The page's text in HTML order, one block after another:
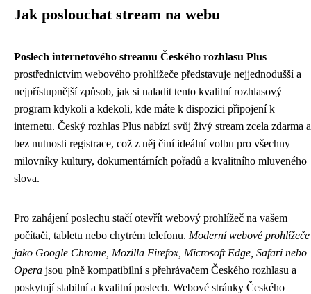
Jak poslouchat stream na webu
Poslech internetového streamu Českého rozhlasu Plus
prostřednictvím webového prohlížeče představuje nejjednodušší a
nejpřístupnější způsob, jak si naladit tento kvalitní rozhlasový
program kdykoli a kdekoli, kde máte k dispozici připojení k
internetu. Český rozhlas Plus nabízí svůj živý stream zcela zdarma a
bez nutnosti registrace, což z něj činí ideální volbu pro všechny
milovníky kultury, dokumentárních pořadů a kvalitního mluveného
slova.
Pro zahájení poslechu stačí otevřít webový prohlížeč na vašem
počítači, tabletu nebo chytrém telefonu. Moderní webové prohlížeče
jako Google Chrome, Mozilla Firefox, Microsoft Edge, Safari nebo
Opera jsou plně kompatibilní s přehrávačem Českého rozhlasu a
poskytují stabilní a kvalitní poslech. Webové stránky Českého